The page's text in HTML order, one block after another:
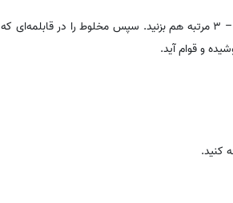
آب شاه‌توت را با شکر مخلوط کرده و به مدت 10 دقیقه صبر کنید. در این مدت 4 – 3 مرتبه هم بزنید. سپس مخلوط را در قابلمه‌ای که
و قوام آید.